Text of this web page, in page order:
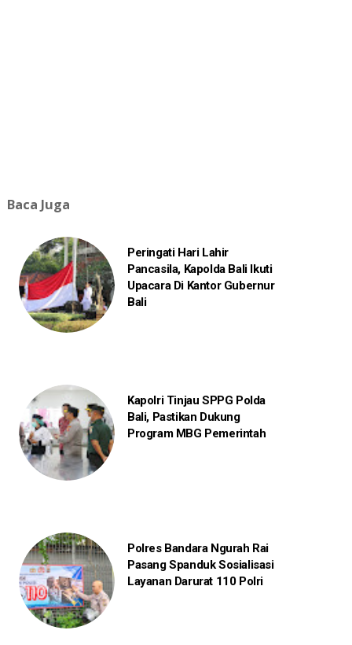
Baca Juga
Peringati Hari Lahir
Pancasila, Kapolda Bali Ikuti
Upacara Di Kantor Gubernur
Bali
Kapolri Tinjau SPPG Polda
Bali, Pastikan Dukung
Program MBG Pemerintah
Polres Bandara Ngurah Rai
Pasang Spanduk Sosialisasi
Layanan Darurat 110 Polri